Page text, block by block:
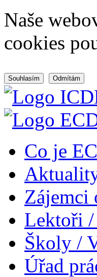
Naše
cookies
Souhlasím Odmítám
Co je
Zájemci
Lektoři /
Školy /
Úřad